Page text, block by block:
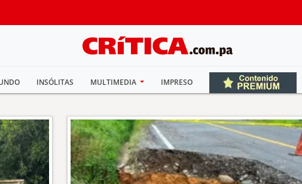
INSÓLITAS MULTIMEDIA IMPRESO